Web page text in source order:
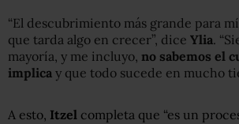
“El descubrimiento más grande para
que tarda algo en crecer”, dice Ylia.
mayoría, y me incluyo, no sabemos el
implica y que todo sucede en mucho
A esto, Itzel completa que “es un